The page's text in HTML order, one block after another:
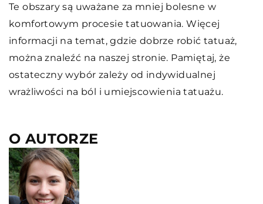
Te obszary są uważane za mniej bolesne w
komfortowym procesie tatuowania. Więcej
informacji na temat, gdzie dobrze robić tatuaż,
można znaleźć na naszej stronie. Pamiętaj, że
ostateczny wybór zależy od indywidualnej
wrażliwości na ból i umiejscowienia tatuażu.
O AUTORZE